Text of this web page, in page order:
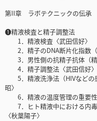
第II章 ラボテクニックの伝承
❶精液検査と精子調整法
1．精液検査〈武田信好〉
2．精子のDNA断片化指数（
3．男性側の抗精子抗体（精
4．精子調整法〈武田信好〉
5．精液洗浄法（HIVなどの
昭〉
6．精液の温度管理の重要
7．ヒト精液中における内毒
〈秋葉陽子〉